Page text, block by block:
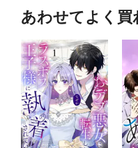
あわせてよく買